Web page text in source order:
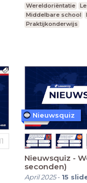
Wereldoriëntatie
Middelbare school
Praktijkonderwijs
Nieuwsquiz -
seconden)
April 2025- 15
Nieuwsquiz